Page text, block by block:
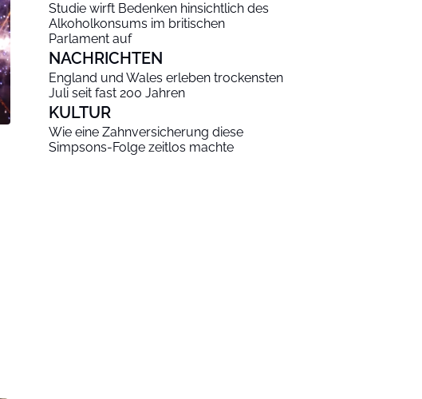
Studie wirft Bedenken hinsichtlich des
Alkoholkonsums im britischen
Parlament auf
NACHRICHTEN
England und Wales erleben trockensten
Juli seit fast 200 Jahren
KULTUR
Wie eine Zahnversicherung diese
Simpsons-Folge zeitlos machte